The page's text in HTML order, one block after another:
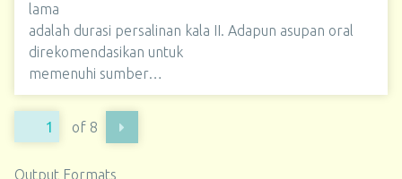
lama
adalah durasi persalinan kala II. Adapun asupan oral
direkomendasikan untuk
memenuhi sumber…
of 8
Output Formats